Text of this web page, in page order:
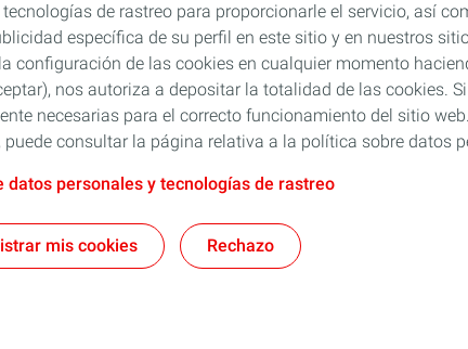
de rastreo para proporcionarle el servicio, así
específica de su perfil en este sitio y en nuestros
configuración de las cookies en cualquier momento
nos autoriza a depositar la totalidad de las cookies.
necesarias para el correcto funcionamiento del sitio
consultar la página relativa a la política sobre datos
datos personales y tecnologías de rastreo
mis cookies Rechazo